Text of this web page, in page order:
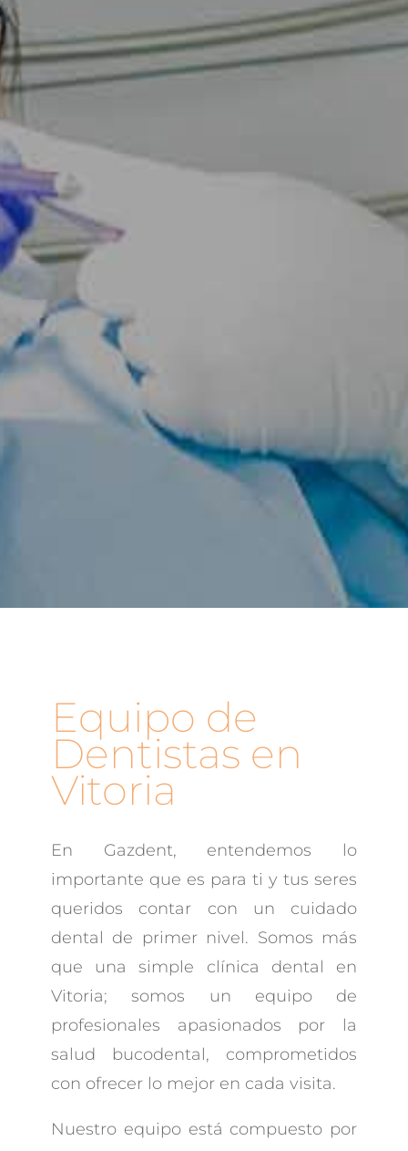
Equipo de
Dentistas en
Vitoria
En Gazdent, entendemos lo
importante que es para ti y tus seres
queridos contar con un cuidado
dental de primer nivel. Somos más
que una simple clínica dental en
Vitoria; somos un equipo de
profesionales apasionados por la
salud bucodental, comprometidos
con ofrecer lo mejor en cada visita.
Nuestro equipo está compuesto por